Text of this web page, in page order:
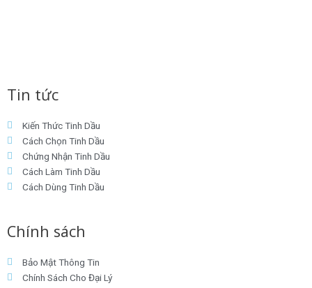
Tin tức
Kiến Thức Tinh Dầu
Cách Chọn Tinh Dầu
Chứng Nhận Tinh Dầu
Cách Làm Tinh Dầu
Cách Dùng Tinh Dầu
Chính sách
Bảo Mật Thông Tin
Chính Sách Cho Đại Lý